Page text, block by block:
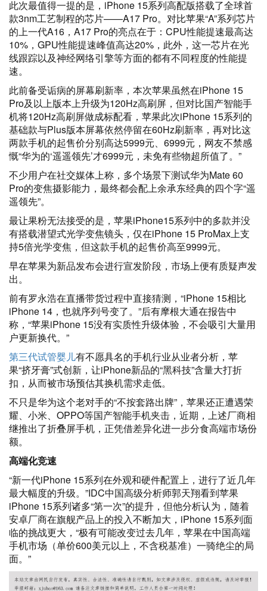
此次最值得一提的是，iPhone 15系列高配版搭载了全球首
款3nm工艺制程的芯片——A17 Pro。对比苹果“A”系列芯片
的上一代A16，A17 Pro的亮点在于：CPU性能提速最高达
10%，GPU性能提速峰值高达20%，此外，这一芯片在光
线跟踪以及神经网络引擎等方面的都有不同程度的性能提
速。
此前备受诟病的屏幕刷新率，本次苹果虽然在iPhone 15
Pro及以上版本上升级为120Hz高刷屏，但对比国产智能手
机将120Hz高刷屏做成标配看，苹果此次iPhone 15系列的
基础款与Plus版本屏幕依然停留在60Hz刷新率，再对比这
两款手机的起售价分别高达5999元、6999元，网友不禁感
慨“华为的‘遥遥领先’才6999元，未免有些物超所值了。”
不少用户在社交媒体上称，多个场景下测试华为Mate 60
Pro的变焦摄影能力，最终都会配上余承东经典的四个字“遥
遥领先”。
最让果粉无法接受的是，苹果iPhone15系列中的多款并没
有搭载潜望式光学变焦镜头，仅在iPhone 15 ProMax上支
持5倍光学变焦，但这款手机的起售价高至9999元。
早在苹果为新品发布会进行宣发阶段，市场上便有质疑声发
出。
前有罗永浩在直播带货过程中直接猜测，“iPhone 15相比
iPhone 14，也就序列号变了。”后有摩根大通在报告中
称，“苹果iPhone 15没有实质性升级体验，不会吸引大量用
户更新换代。”
第三代试管婴儿有不愿具名的手机行业从业者分析，苹
果“挤牙膏”式创新，让iPhone新品的“黑科技”含量大打折
扣，从而被市场预估其换机需求走低。
不只是华为这个老对手的“不按套路出牌”，苹果还正遭遇荣
耀、小米、OPPO等国产智能手机夹击，近期，上述厂商相
继推出了折叠屏手机，正凭借差异化进一步分食高端市场份
额。
高端化竞速
“新一代iPhone 15系列在外观和硬件配置上，进行了近几年
最大幅度的升级。”IDC中国高级分析师郭天翔看到苹果
iPhone 15系列诸多“第一次”的提升，但他分析认为，随着
安卓厂商在旗舰产品上的投入不断加大，iPhone 15系列面
临的挑战更大，“极有可能改变过去几年，苹果在中国高端
手机市场（单价600美元以上，不含税基准）一骑绝尘的局
面。”